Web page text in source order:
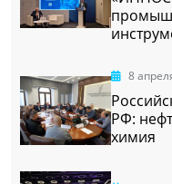
8
РФ:
химия